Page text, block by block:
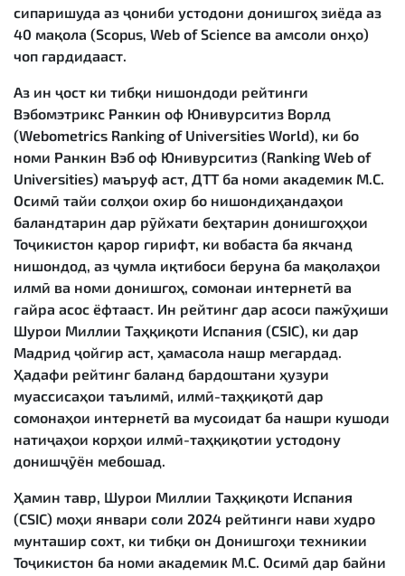
сипаришуда аз ҷониби устодони донишгоҳ зиёда аз
40 мақола (Scopus, Web of Science ва амсоли онҳо)
чоп гардидааст.
Аз ин ҷост ки тибқи нишондоди рейтинги
Вэбомэтрикс Ранкин оф Юнивурситиз Ворлд
(Webometrics Ranking of Universities World), ки бо
номи Ранкин Вэб оф Юнивурситиз (Ranking Web of
Universities) маъруф аст, ДТТ ба номи академик М.С.
Осимӣ тайи солҳои охир бо нишондиҳандаҳои
баландтарин дар рӯйхати беҳтарин донишгоҳҳои
Тоҷикистон қарор гирифт, ки вобаста ба якчанд
нишондод, аз ҷумла иқтибоси беруна ба мақолаҳои
илмӣ ва номи донишгоҳ, сомонаи интернетӣ ва
ғайра асос ёфтааст. Ин рейтинг дар асоси пажӯҳиши
Шурои Миллии Таҳқиқоти Испания (CSIC), ки дар
Мадрид ҷойгир аст, ҳамасола нашр мегардад.
Ҳадафи рейтинг баланд бардоштани ҳузури
муассисаҳои таълимӣ, илмӣ-таҳқиқотӣ дар
сомонаҳои интернетӣ ва мусоидат ба нашри кушоди
натиҷаҳои корҳои илмӣ-таҳқиқотии устодону
донишҷӯён мебошад.
Ҳамин тавр, Шурои Миллии Таҳқиқоти Испания
(CSIC) моҳи январи соли 2024 рейтинги нави худро
мунташир сохт, ки тибқи он Донишгоҳи техникии
Тоҷикистон ба номи академик М.С. Осимӣ дар байни